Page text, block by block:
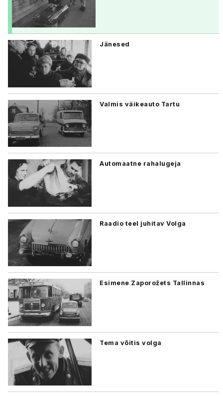
Jänesed
Valmis väikeauto Tartu
Automaatne rahalugeja
Raadio teel juhitav Volga
Esimene Zaporožets Tallinnas
Tema võitis volga